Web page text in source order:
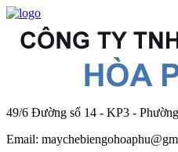
49/6 Đường số 14 - KP3 -
Email: